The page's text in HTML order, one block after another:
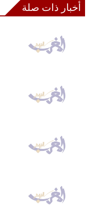
أخبار ذات صلة